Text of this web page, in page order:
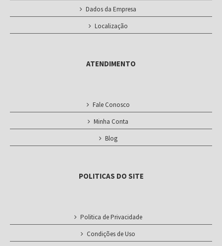
Dados da Empresa
Localização
ATENDIMENTO
Fale Conosco
Minha Conta
Blog
POLITICAS DO SITE
Politica de Privacidade
Condições de Uso